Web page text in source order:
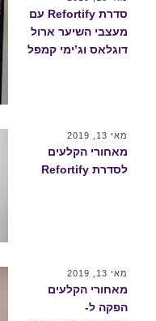
סדרת Refortify עם
מעצבי השיער ארול
דוגלאס וג’ימי קמפל
מאי 13, 2019
מאחורי הקלעים
לסדרת Refortify
מאי 13, 2019
מאחורי הקלעים
הפקה ל-